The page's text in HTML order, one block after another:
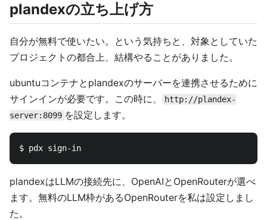
plandexの立ち上げ方
自分が無料で使いたい。という気持ちと、対象としていた
プロジェクトの都合上、結構やることがありました。
ubuntuコンテナとplandexのサーバーを連携させるために
サインインが必要です。この時に、
http://plandex-
server:8099 を設定します。
plandexはLLMの接続先に、OpenAIとOpenRouterが選べ
ます。無料のLLM枠があるOpenRouterを私は設定しまし
た。